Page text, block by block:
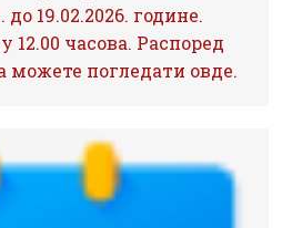
до 19.02.2026. године.
часова. Распоред
можете погледати овде.